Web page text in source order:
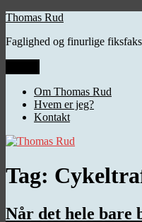
Videre
indhold
Thomas Rud
Faglighed og finurlige
Om Thomas Rud
Hvem er jeg?
Kontakt
Tag:
Når det hele